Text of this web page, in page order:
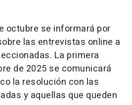
octubre se informará por
las entrevistas online a
La primera
de 2025 se comunicará
la resolución con las
y aquellas que queden